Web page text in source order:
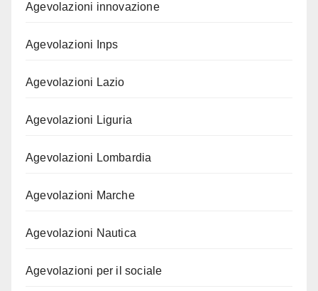
Agevolazioni innovazione
Agevolazioni Inps
Agevolazioni Lazio
Agevolazioni Liguria
Agevolazioni Lombardia
Agevolazioni Marche
Agevolazioni Nautica
Agevolazioni per il sociale